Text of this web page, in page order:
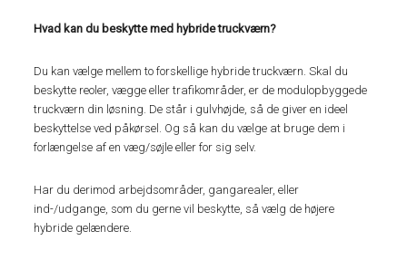
Hvad kan du beskytte med hybride truckværn?
Du kan vælge mellem to forskellige hybride truckværn. Skal du
beskytte reoler, vægge eller trafikområder, er de modulopbyggede
truckværn din løsning. De står i gulvhøjde, så de giver en ideel
beskyttelse ved påkørsel. Og så kan du vælge at bruge dem i
forlængelse af en væg/søjle eller for sig selv.
Har du derimod arbejdsområder, gangarealer, eller
ind-/udgange, som du gerne vil beskytte, så vælg de højere
hybride gelændere.